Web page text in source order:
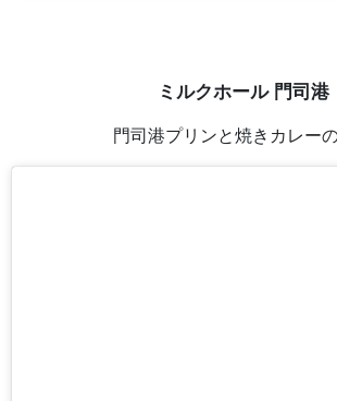
ミルクホール 門司港
門司港プリンと焼きカレー